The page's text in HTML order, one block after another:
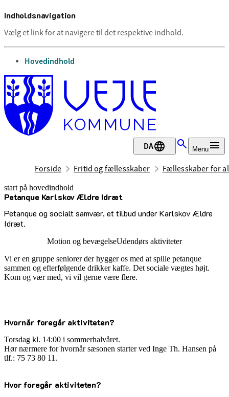
Indholdsnavigation
Vælg et link for at navigere til det respektive indhold.
gå til
Hovedindhold
DA Menu
Forside Fritid og fællesskaber Fællesskaber for
start på hovedindhold
Petanque Karlskov Ældre Idræt
Petanque og socialt samvær, et tilbud under Karlskov Ældre
Idræt.
senest opdateret 1. juli 2026
Motion og bevægelseUdendørs aktiviteter
Vi er en gruppe seniorer der hygger os med at spille petanque
sammen og efterfølgende drikker kaffe. Det sociale vægtes højt.
Kom og vær med, vi vil gerne være flere.
Hvornår foregår aktiviteten?
Torsdag kl. 14:00 i sommerhalvåret.
Hør nærmere for hvornår sæsonen starter ved Inge Th. Hansen på
tlf.: 75 73 80 11.
Hvor foregår aktiviteten?